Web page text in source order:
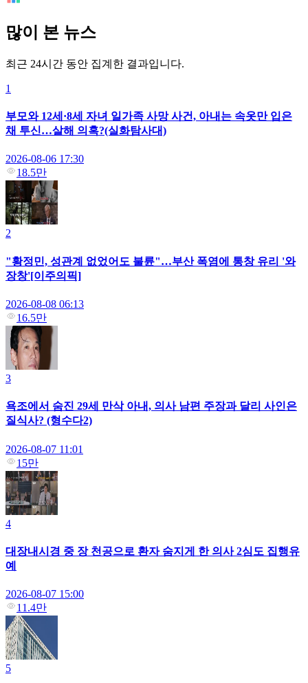
많이 본 뉴스
최근 24시간 동안 집계한 결과입니다.
1
부모와 12세·8세 자녀 일가족 사망 사건, 아내는 속옷만 입은
채 투신…살해 의혹?(실화탐사대)
2026-08-06 17:30
18.5만
2
"황정민, 성관계 없었어도 불륜"…부산 폭염에 통창 유리 '와
장창'[이주의픽]
2026-08-08 06:13
16.5만
3
욕조에서 숨진 29세 만삭 아내, 의사 남편 주장과 달리 사인은
질식사? (형수다2)
2026-08-07 11:01
15만
4
대장내시경 중 장 천공으로 환자 숨지게 한 의사 2심도 집행유
예
2026-08-07 15:00
11.4만
5